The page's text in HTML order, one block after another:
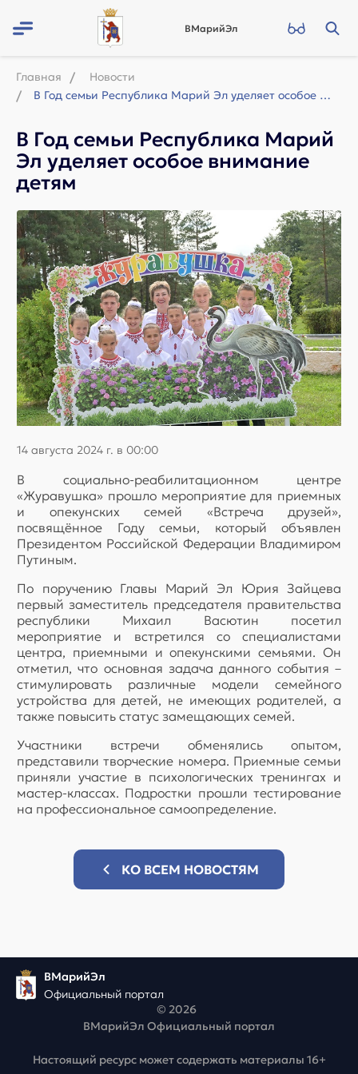
ВМарийЭл
Главная
Новости
В Год семьи Республика Марий Эл уделяет особое внимание детям
В Год семьи Республика Марий
Эл уделяет особое внимание
детям
14 августа 2024 г. в 00:00
В социально-реабилитационном центре
«Журавушка» прошло мероприятие для приемных
и опекунских семей «Встреча друзей»,
посвящённое Году семьи, который объявлен
Президентом Российской Федерации Владимиром
Путиным.
По поручению Главы Марий Эл Юрия Зайцева
первый заместитель председателя правительства
республики Михаил Васютин посетил
мероприятие и встретился со специалистами
центра, приемными и опекунскими семьями. Он
отметил, что основная задача данного события –
стимулировать различные модели семейного
устройства для детей, не имеющих родителей, а
также повысить статус замещающих семей.
Участники встречи обменялись опытом,
представили творческие номера. Приемные семьи
приняли участие в психологических тренингах и
мастер-классах. Подростки прошли тестирование
на профессиональное самоопределение.
КО ВСЕМ НОВОСТЯМ
ВМарийЭл
Официальный портал
© 2026
ВМарийЭл Официальный портал
Настоящий ресурс может содержать материалы 16+